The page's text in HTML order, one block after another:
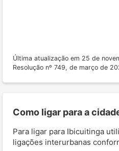
Última atualização em 25 de
Resolução nº 749, de março de
Como ligar para a
Para ligar para Ibicuitinga
ligações interurbanas